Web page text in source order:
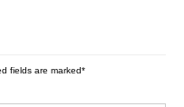
fields are marked*